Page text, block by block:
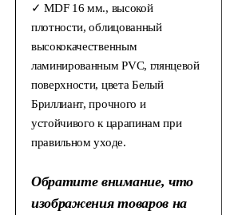
✓ MDF 16 мм., высокой
плотности, облицованный
высококачественным
ламинированным PVC, глянцевой
поверхности, цвета Белый
Бриллиант, прочного и
устойчивого к царапинам при
правильном уходе.
Обратите внимание, что
изображения товаров на